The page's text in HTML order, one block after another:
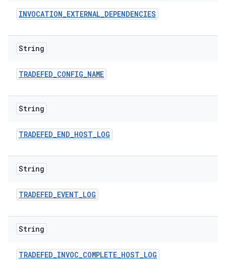
INVOCATION_EXTERNAL_DEPENDENCIES
String
TRADEFED_CONFIG_NAME
String
TRADEFED_END_HOST_LOG
String
TRADEFED_EVENT_LOG
String
TRADEFED_INVOC_COMPLETE_HOST_LOG